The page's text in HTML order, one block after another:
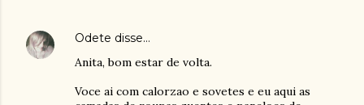
Odete disse…
Anita, bom estar de volta.
Voce ai com calorzao e sovetes e eu aqui as